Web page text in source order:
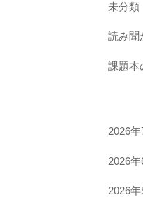
未分類
読み聞
課題本
2026年
2026年
2026年